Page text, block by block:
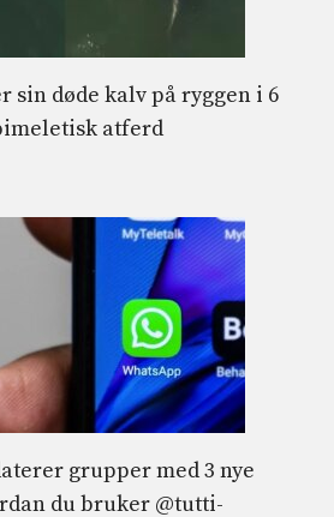
døde kalv på ryggen i 6
atferd
grupper med 3 nye
du bruker @tutti-